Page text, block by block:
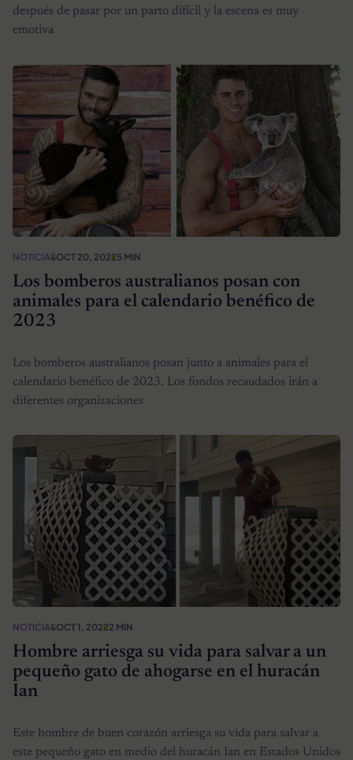
después de pasar por un parto difícil y la escena es muy
emotiva
NOTICIASOCT 20, 20225 MIN
Los bomberos australianos posan con
animales para el calendario benéfico de
2023
Los bomberos australianos posan junto a animales para el
calendario benéfico de 2023. Los fondos recaudados irán a
diferentes organizaciones
NOTICIASOCT 1, 20222 MIN
Hombre arriesga su vida para salvar a un
pequeño gato de ahogarse en el huracán
Ian
Este hombre de buen corazón arriesga su vida para salvar a
este pequeño gato en medio del huracán Ian en Estados Unidos